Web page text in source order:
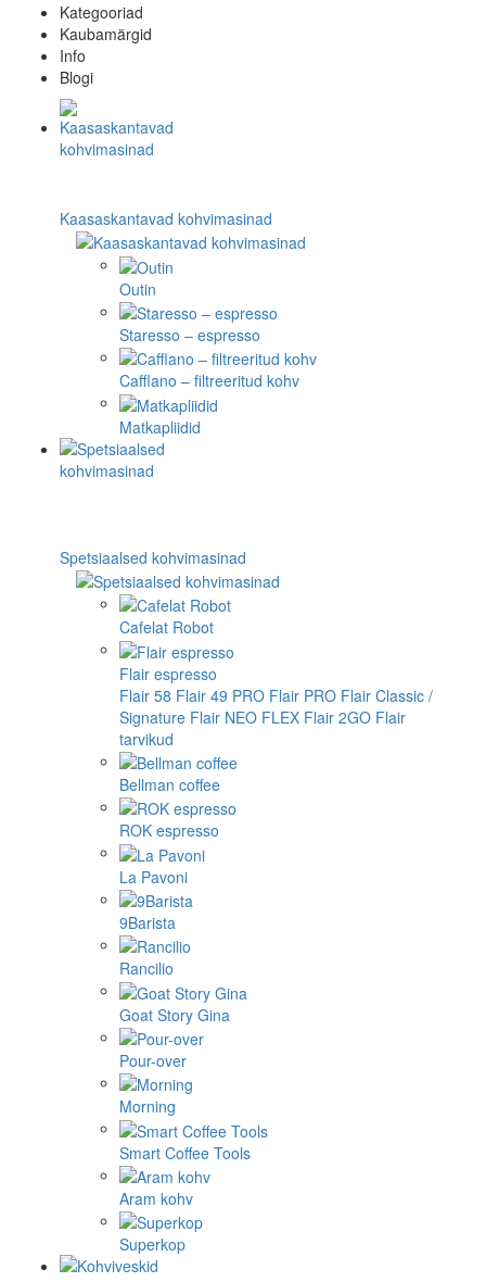
Kategooriad
Kaubamärgid
Info
Blogi
Kaasaskantavad kohvimasinad
Outin
Staresso – espresso
Cafflano – filtreeritud kohv
Matkapliidid
Spetsiaalsed kohvimasinad
Cafelat Robot
Flair espresso
Flair 58 Flair 49 PRO Flair PRO Flair Classic /
Signature Flair NEO FLEX Flair 2GO Flair
tarvikud
Bellman coffee
ROK espresso
La Pavoni
9Barista
Rancilio
Goat Story Gina
Pour-over
Morning
Smart Coffee Tools
Aram kohv
Superkop